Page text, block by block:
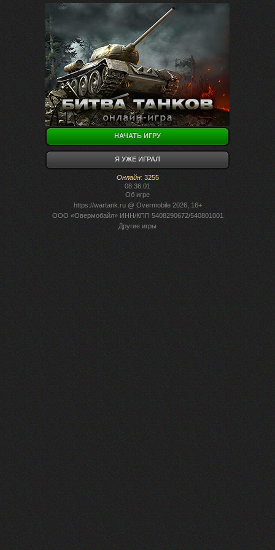
НАЧАТЬ ИГРУ
Я УЖЕ ИГРАЛ
Онлайн: 3255
08:36:01
Об игре
https://wartank.ru@ Overmobile 2026, 16+
ООО «Овермобайл» ИНН/КПП 5408290672/540801001
Другие игры